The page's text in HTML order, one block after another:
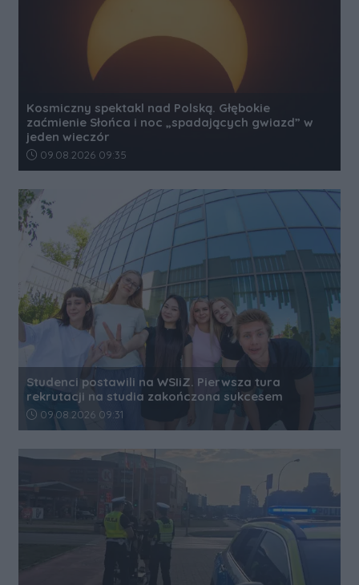
Kosmiczny spektakl nad Polską. Głębokie
zaćmienie Słońca i noc „spadających gwiazd” w
jeden wieczór
Data dodania artykułu:
09.08.2026 09:35
Studenci postawili na WSIiZ. Pierwsza tura
rekrutacji na studia zakończona sukcesem
Data dodania artykułu:
09.08.2026 09:31